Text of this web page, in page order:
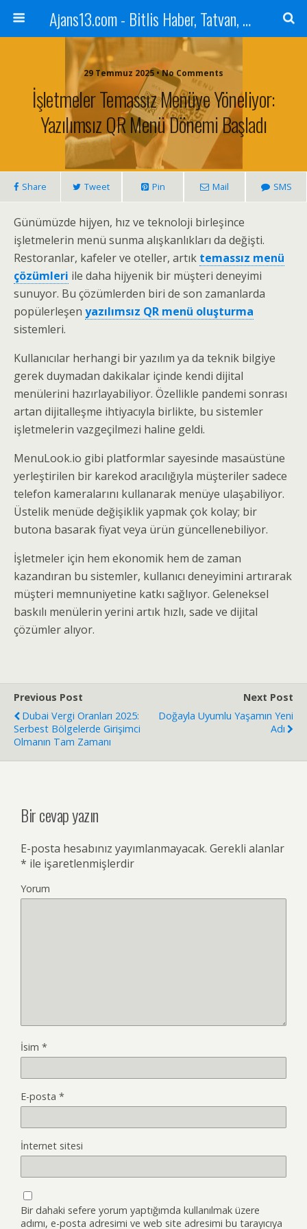
Ajans13.com - Bitlis Haber, Tatvan, Ahlat, Adilcevaz, Mutki, Hizan, Güroymak, Gazete, Ajans, 13, Haber
29 Temmuz 2025 • No Comments
İşletmeler Temassız Menüye Yöneliyor:
Yazılımsız QR Menü Dönemi Başladı
Share Tweet Pin Mail SMS
Günümüzde hijyen, hız ve teknoloji birleşince
işletmelerin menü sunma alışkanlıkları da değişti.
Restoranlar, kafeler ve oteller, artık temassız menü
çözümleri ile daha hijyenik bir müşteri deneyimi
sunuyor. Bu çözümlerden biri de son zamanlarda
popülerleşen yazılımsız QR menü oluşturma
sistemleri.
Kullanıcılar herhangi bir yazılım ya da teknik bilgiye
gerek duymadan dakikalar içinde kendi dijital
menülerini hazırlayabiliyor. Özellikle pandemi sonrası
artan dijitalleşme ihtiyacıyla birlikte, bu sistemler
işletmelerin vazgeçilmezi haline geldi.
MenuLook.io gibi platformlar sayesinde masaüstüne
yerleştirilen bir karekod aracılığıyla müşteriler sadece
telefon kameralarını kullanarak menüye ulaşabiliyor.
Üstelik menüde değişiklik yapmak çok kolay; bir
butona basarak fiyat veya ürün güncellenebiliyor.
İşletmeler için hem ekonomik hem de zaman
kazandıran bu sistemler, kullanıcı deneyimini artırarak
müşteri memnuniyetine katkı sağlıyor. Geleneksel
baskılı menülerin yerini artık hızlı, sade ve dijital
çözümler alıyor.
Previous Post
Dubai Vergi Oranları 2025:
Serbest Bölgelerde Girişimci
Olmanın Tam Zamanı
Next Post
Doğayla Uyumlu Yaşamın Yeni
Adı
Bir cevap yazın
E-posta hesabınız yayımlanmayacak. Gerekli alanlar
* ile işaretlenmişlerdir
Yorum
İsim *
E-posta *
İnternet sitesi
Bir dahaki sefere yorum yaptığımda kullanılmak üzere
adımı, e-posta adresimi ve web site adresimi bu tarayıcıya